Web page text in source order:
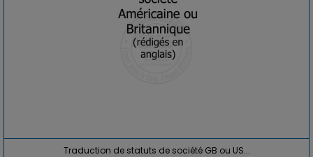
Traduction de statuts de société GB ou US...